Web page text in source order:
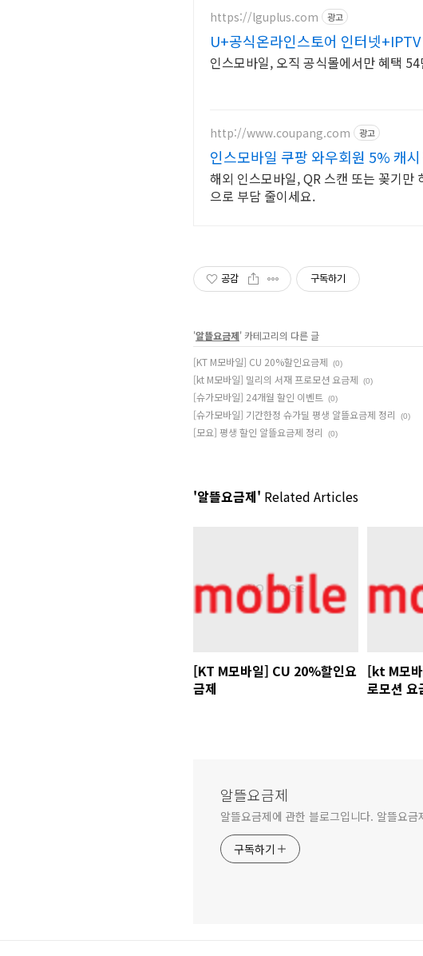
https://lguplus.com 광고
U+공식온라인스토어 인터넷
인스모바일, 오직 공식몰에서만 혜택
http://www.coupang.com 광고
인스모바일 쿠팡 와우회원 5% 캐시
해외 인스모바일, QR 스캔 또는 꽂기만
으로 부담 줄이세요.
공감 구독하기
'알뜰요금제' 카테고리의 다른 글
[KT M모바일] CU 20%할인요금제
(0)
[kt M모바일] 밀리의 서재 프로모션 요금제 (0)
[슈가모바일] 24개월 할인 이벤트 (0)
[슈가모바일] 기간한정 슈가딜 평생 알뜰요금제 정리 (0)
[모요] 평생 할인 알뜰요금제 정리 (0)
'알뜰요금제' Related Articles
[KT M모바일] CU 20%할인요
금제
[kt M모
로모션 요
알뜰요금제
알뜰요금제에 관한 블로그입니다. 알뜰요
구독하기